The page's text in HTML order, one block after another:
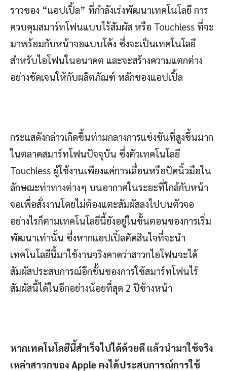
ราวของ “แอปเปิ้ล” ที่กำลังเร่งพัฒนาเทคโนโลยี การ
ควบคุมสมาร์ทโฟนแบบไร้สัมผัส หรือ Touchless ที่จะ
มาพร้อมกับหน้าจอแบบโค้ง ซึ่งจะเป็นเทคโนโลยี
สำหรับไอโฟนในอนาคต และจะสร้างความแตกต่าง
อย่างชัดเจนให้กับผลิตภัณฑ์ หลักของแอปเปิ้ล
กระแสดังกล่าวเกิดขึ้นท่ามกลางการแข่งขันที่สูงขึ้นมาก
ในตลาดสมาร์ทโฟนปัจจุบัน ซึ่งตัวเทคโนโลยี
Touchless ผู้ใช้งานเพียงแค่การเลื่อนหรือปัดนิ้วมือใน
ลักษณะท่าทางต่างๆ บนอากาศในระยะที่ใกล้กับหน้า
จอเพื่อสั่งงานโดยไม่ต้องแตะสัมผัสลงไปบนตัวจอ
อย่างไรก็ตามเทคโนโลยีนี้ยังอยู่ในขั้นตอนของการเริ่ม
พัฒนาเท่านั้น ซึ่งหากแอปเปิ้ลตัดสินใจที่จะนำ
เทคโนโลยีนี้มาใช้งานจริงคาดว่าสาวกไอโฟนจะได้
สัมผัสประสบการณ์อีกขั้นของการใช้สมาร์ทโฟนไร้
สัมผัสนี้ได้ในอีกอย่างน้อยที่สุด 2 ปีข้างหน้า
หากเทคโนโลยีนี้สำเร็จไปได้ด้วยดี แล้วนำมาใช้จริง
เหล่าสาวกของ Apple คงได้ประสบการณ์การใช้